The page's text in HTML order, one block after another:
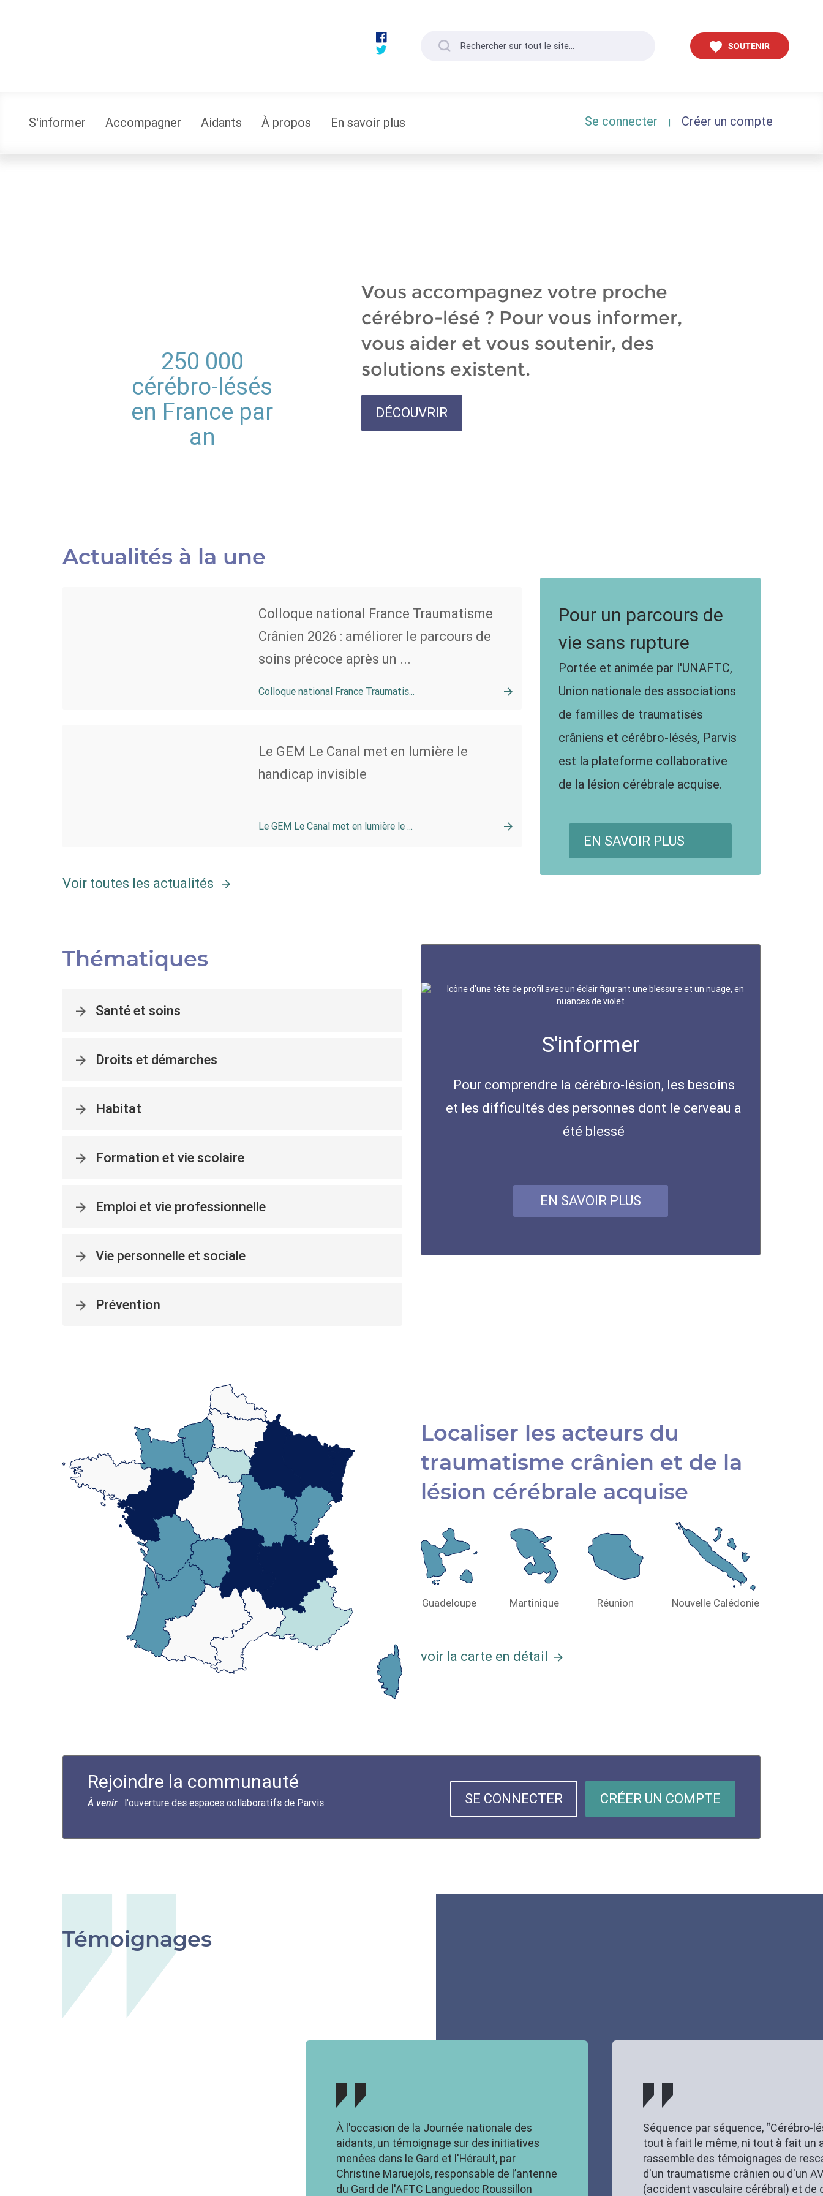
SOUTENIR
S'informer Accompagner Aidants À propos En savoir plus Se connecter | Créer un compte
250 000
cérébro-lésés
en France par
an
Vous accompagnez votre proche
cérébro-lésé ? Pour vous informer,
vous aider et vous soutenir, des
solutions existent.
DÉCOUVRIR
Actualités à la une
Colloque national France Traumatisme
Crânien 2026 : améliorer le parcours de
soins précoce après un ...
Colloque national France Traumatis...
Le GEM Le Canal met en lumière le
handicap invisible
Le GEM Le Canal met en lumière le ...
Voir toutes les actualités
Pour un parcours de
vie sans rupture
Portée et animée par l'UNAFTC,
Union nationale des associations
de familles de traumatisés
crâniens et cérébro-lésés, Parvis
est la plateforme collaborative
de la lésion cérébrale acquise.
EN SAVOIR PLUS
Thématiques
Santé et soins
Droits et démarches
Habitat
Formation et vie scolaire
Emploi et vie professionnelle
Vie personnelle et sociale
Prévention
S'informer
Pour comprendre la cérébro-lésion, les besoins
et les difficultés des personnes dont le cerveau a
été blessé
EN SAVOIR PLUS
Localiser les acteurs du
traumatisme crânien et de la
lésion cérébrale acquise
Nouvelle Calédonie
Martinique
Guadeloupe Réunion
voir la carte en détail
Rejoindre la communauté
À venir : l'ouverture des espaces collaboratifs de Parvis SE CONNECTER CRÉER UN COMPTE
Témoignages
À l'occasion de la Journée nationale des
aidants, un témoignage sur des initiatives
menées dans le Gard et l'Hérault, par
Christine Maruejols, responsable de l’antenne
du Gard de l'AFTC Languedoc Roussillon
Séquence par séquence, “Cérébro-
tout à fait le même, ni tout à fait un
rassemble des témoignages de
d'un traumatisme crânien ou d'un
(accident vasculaire cérébral) et de